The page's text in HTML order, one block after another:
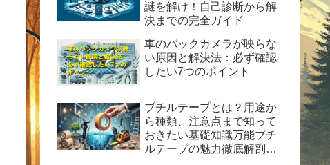
謎を解け！自己診断から解
決までの完全ガイド
車のバックカメラが映らな
い原因と解決法：必ず確認
したい7つのポイント
ブチルテープとは？用途か
ら種類、注意点まで知って
おきたい基礎知識万能ブチ
ルテープの魅力徹底解剖！